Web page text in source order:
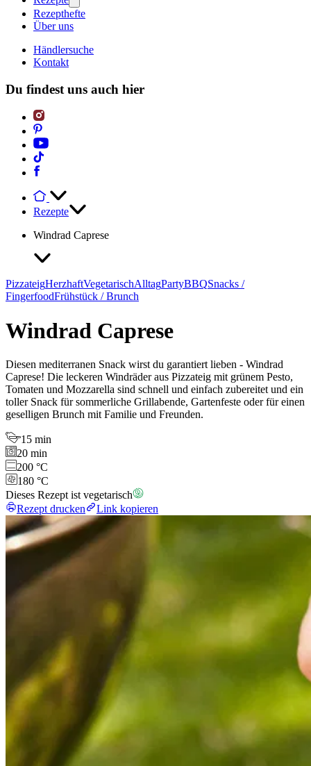
Rezepthefte
Über uns
Händlersuche
Kontakt
Du findest uns auch hier
Rezepte
Windrad Caprese
PizzateigHerzhaftVegetarischAlltagPartyBBQSnacks /
FingerfoodFrühstück / Brunch
Windrad Caprese
Diesen mediterranen Snack wirst du garantiert lieben - Windrad
Caprese! Die leckeren Windräder aus Pizzateig mit grünem Pesto,
Tomaten und Mozzarella sind schnell und einfach zubereitet und ein
toller Snack für sommerliche Grillabende, Gartenfeste oder für einen
geselligen Brunch mit Familie und Freunden.
15 min
20 min
200 °C
180 °C
Dieses Rezept ist vegetarisch
Rezept drucken
Link kopieren